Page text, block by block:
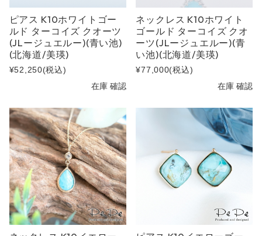
ピアス K10ホワイトゴー
ルド ターコイズ クオーツ
(JLージュエルー)(青い池)
(北海道/美瑛)
¥52,250(税込)
在庫 確認
ネックレス K10ホワイト
ゴールド ターコイズ クオ
ーツ(JLージュエルー)(青
い池)(北海道/美瑛)
¥77,000(税込)
在庫 確認